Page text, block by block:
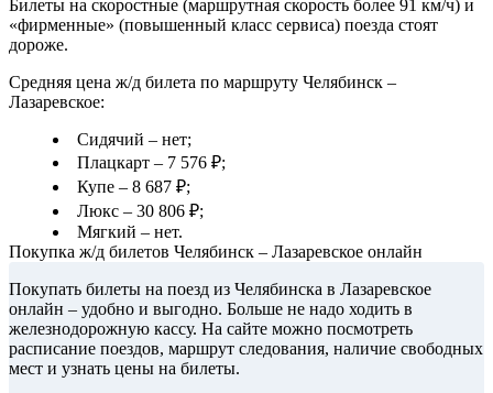
Билеты на скоростные (маршрутная скорость более 91 км/ч) и
«фирменные» (повышенный класс сервиса) поезда стоят
дороже.
Средняя цена ж/д билета по маршруту Челябинск –
Лазаревское:
Сидячий – нет;
Плацкарт – 7 576 ₽;
Купе – 8 687 ₽;
Люкс – 30 806 ₽;
Мягкий – нет.
Покупка ж/д билетов Челябинск – Лазаревское онлайн
Покупать билеты на поезд из Челябинска в Лазаревское
онлайн – удобно и выгодно. Больше не надо ходить в
железнодорожную кассу. На сайте можно посмотреть
расписание поездов, маршрут следования, наличие свободных
мест и узнать цены на билеты.